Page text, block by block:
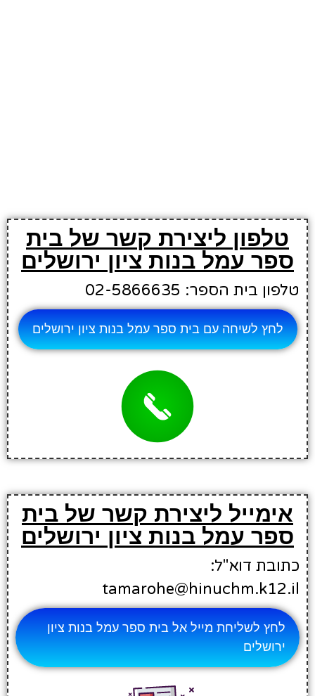
טלפון ליצירת קשר של בית
ספר עמל בנות ציון ירושלים
טלפון בית הספר: 02-5866635
לחץ לשיחה עם בית ספר עמל בנות ציון ירושלים
אימייל ליצירת קשר של בית
ספר עמל בנות ציון ירושלים
כתובת דוא"ל:
tamarohe@hinuchm.k12.il
לחץ לשליחת מייל אל בית ספר עמל בנות ציון
ירושלים